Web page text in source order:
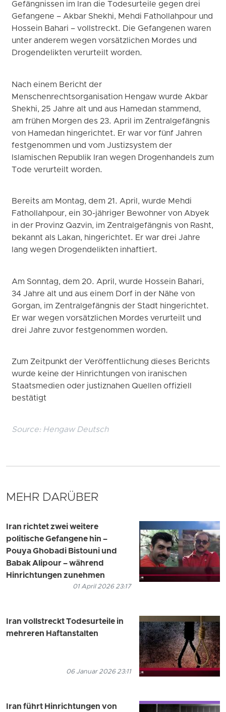
Gefängnissen im Iran die Todesurteile gegen drei
Gefangene – Akbar Shekhi, Mehdi Fathollahpour und
Hossein Bahari – vollstreckt. Die Gefangenen waren
unter anderem wegen vorsätzlichen Mordes und
Drogendelikten verurteilt worden.
Nach einem Bericht der
Menschenrechtsorganisation Hengaw wurde Akbar
Shekhi, 25 Jahre alt und aus Hamedan stammend,
am frühen Morgen des 23. April im Zentralgefängnis
von Hamedan hingerichtet. Er war vor fünf Jahren
festgenommen und vom Justizsystem der
Islamischen Republik Iran wegen Drogenhandels zum
Tode verurteilt worden.
Bereits am Montag, dem 21. April, wurde Mehdi
Fathollahpour, ein 30-jähriger Bewohner von Abyek
in der Provinz Qazvin, im Zentralgefängnis von Rasht,
bekannt als Lakan, hingerichtet. Er war drei Jahre
lang wegen Drogendelikten inhaftiert.
Am Sonntag, dem 20. April, wurde Hossein Bahari,
34 Jahre alt und aus einem Dorf in der Nähe von
Gorgan, im Zentralgefängnis der Stadt hingerichtet.
Er war wegen vorsätzlichen Mordes verurteilt und
drei Jahre zuvor festgenommen worden.
Zum Zeitpunkt der Veröffentlichung dieses Berichts
wurde keine der Hinrichtungen von iranischen
Staatsmedien oder justiznahen Quellen offiziell
bestätigt
Source: Hengaw Deutsch
MEHR DARÜBER
Iran richtet zwei weitere
politische Gefangene hin –
Pouya Ghobadi Bistouni und
Babak Alipour – während
Hinrichtungen zunehmen
01 April 2026 23:17
Iran vollstreckt Todesurteile in
mehreren Haftanstalten
06 Januar 2026 23:11
Iran führt Hinrichtungen von